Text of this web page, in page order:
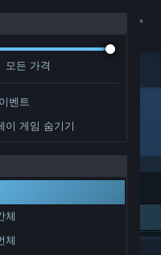
모든 가격
벤트
이 게임 숨기기
체
체
Group